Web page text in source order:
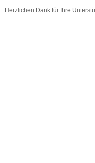
Herzlichen Dank für Ihre